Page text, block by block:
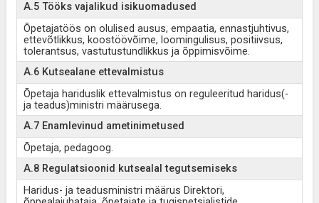
A.5 Tööks vajalikud isikuomadused
Õpetajatöös on olulised ausus, empaatia, ennastjuhtivus,
ettevõtlikkus, koostöövõime, loomingulisus, positiivsus,
tolerantsus, vastutustundlikkus ja õppimisvõime.
A.6 Kutsealane ettevalmistus
Õpetaja hariduslik ettevalmistus on reguleeritud haridus(-
ja teadus)ministri määrusega.
A.7 Enamlevinud ametinimetused
Õpetaja, pedagoog.
A.8 Regulatsioonid kutsealal tegutsemiseks
Haridus- ja teadusministri määrus Direktori,